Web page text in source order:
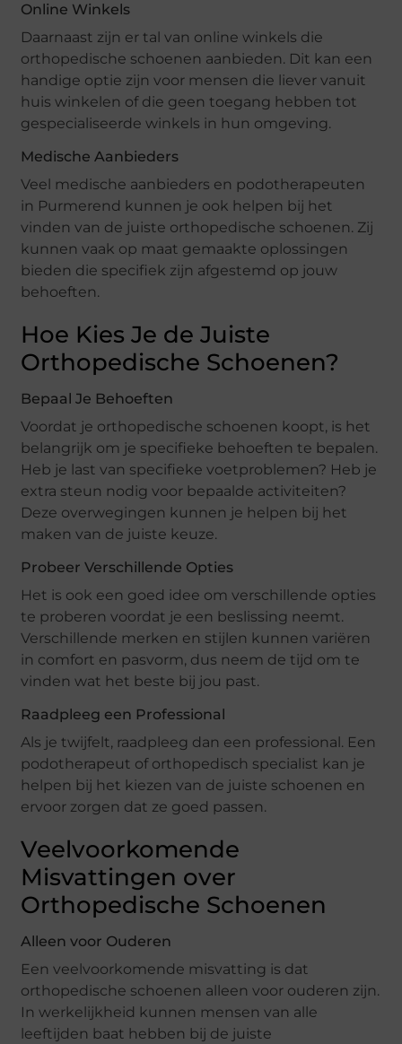
Online Winkels
Daarnaast zijn er tal van online winkels die
orthopedische schoenen aanbieden. Dit kan een
handige optie zijn voor mensen die liever vanuit
huis winkelen of die geen toegang hebben tot
gespecialiseerde winkels in hun omgeving.
Medische Aanbieders
Veel medische aanbieders en podotherapeuten
in Purmerend kunnen je ook helpen bij het
vinden van de juiste orthopedische schoenen. Zij
kunnen vaak op maat gemaakte oplossingen
bieden die specifiek zijn afgestemd op jouw
behoeften.
Hoe Kies Je de Juiste
Orthopedische Schoenen?
Bepaal Je Behoeften
Voordat je orthopedische schoenen koopt, is het
belangrijk om je specifieke behoeften te bepalen.
Heb je last van specifieke voetproblemen? Heb je
extra steun nodig voor bepaalde activiteiten?
Deze overwegingen kunnen je helpen bij het
maken van de juiste keuze.
Probeer Verschillende Opties
Het is ook een goed idee om verschillende opties
te proberen voordat je een beslissing neemt.
Verschillende merken en stijlen kunnen variëren
in comfort en pasvorm, dus neem de tijd om te
vinden wat het beste bij jou past.
Raadpleeg een Professional
Als je twijfelt, raadpleeg dan een professional. Een
podotherapeut of orthopedisch specialist kan je
helpen bij het kiezen van de juiste schoenen en
ervoor zorgen dat ze goed passen.
Veelvoorkomende
Misvattingen over
Orthopedische Schoenen
Alleen voor Ouderen
Een veelvoorkomende misvatting is dat
orthopedische schoenen alleen voor ouderen zijn.
In werkelijkheid kunnen mensen van alle
leeftijden baat hebben bij de juiste